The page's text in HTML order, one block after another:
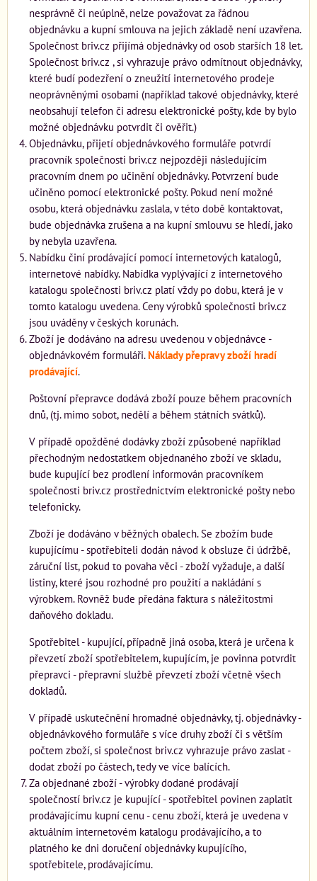
nesprávně či neúplně, nelze považovat za řádnou
objednávku a kupní smlouva na jejich základě není uzavřena.
Společnost briv.cz přijímá objednávky od osob starších 18 let.
Společnost briv.cz , si vyhrazuje právo odmítnout objednávky,
které budí podezření o zneužití internetového prodeje
neoprávněnými osobami (například takové objednávky, které
neobsahují telefon či adresu elektronické pošty, kde by bylo
možné objednávku potvrdit či ověřit.)
Objednávku, přijetí objednávkového formuláře potvrdí
pracovník společnosti briv.cz nejpozději následujícím
pracovním dnem po učinění objednávky. Potvrzení bude
učiněno pomocí elektronické pošty. Pokud není možné
osobu, která objednávku zaslala, v této době kontaktovat,
bude objednávka zrušena a na kupní smlouvu se hledí, jako
by nebyla uzavřena.
Nabídku činí prodávající pomocí internetových katalogů,
internetové nabídky. Nabídka vyplývající z internetového
katalogu společnosti briv.cz platí vždy po dobu, která je v
tomto katalogu uvedena. Ceny výrobků společnosti briv.cz
jsou uváděny v českých korunách.
Zboží je dodáváno na adresu uvedenou v objednávce -
objednávkovém formuláři.Náklady přepravy zboží hradí
prodávající.
Poštovní přepravce dodává zboží pouze během pracovních
dnů, (tj. mimo sobot, nedělí a během státních svátků).
V případě opožděné dodávky zboží způsobené například
přechodným nedostatkem objednaného zboží ve skladu,
bude kupující bez prodlení informován pracovníkem
společnosti briv.cz prostřednictvím elektronické pošty nebo
telefonicky.
Zboží je dodáváno v běžných obalech. Se zbožím bude
kupujícímu - spotřebiteli dodán návod k obsluze či údržbě,
záruční list, pokud to povaha věci - zboží vyžaduje, a další
listiny, které jsou rozhodné pro použití a nakládání s
výrobkem. Rovněž bude předána faktura s náležitostmi
daňového dokladu.
Spotřebitel - kupující, případně jiná osoba, která je určena k
převzetí zboží spotřebitelem, kupujícím, je povinna potvrdit
přepravci - přepravní službě převzetí zboží včetně všech
dokladů.
V případě uskutečnění hromadné objednávky, tj. objednávky -
objednávkového formuláře s více druhy zboží či s větším
počtem zboží, si společnost briv.cz vyhrazuje právo zaslat -
dodat zboží po částech, tedy ve více balících.
Za objednané zboží - výrobky dodané prodávají
společností briv.cz je kupující - spotřebitel povinen zaplatit
prodávajícímu kupní cenu - cenu zboží, která je uvedena v
aktuálním internetovém katalogu prodávajícího, a to
platného ke dni doručení objednávky kupujícího,
spotřebitele, prodávajícímu.